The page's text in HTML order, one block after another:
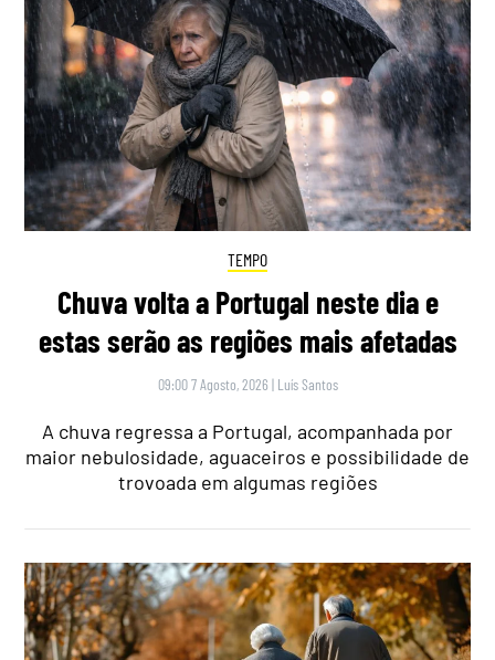
TEMPO
Chuva volta a Portugal neste dia e
estas serão as regiões mais afetadas
09:00 7 Agosto, 2026 | Luís Santos
A chuva regressa a Portugal, acompanhada por
maior nebulosidade, aguaceiros e possibilidade de
trovoada em algumas regiões